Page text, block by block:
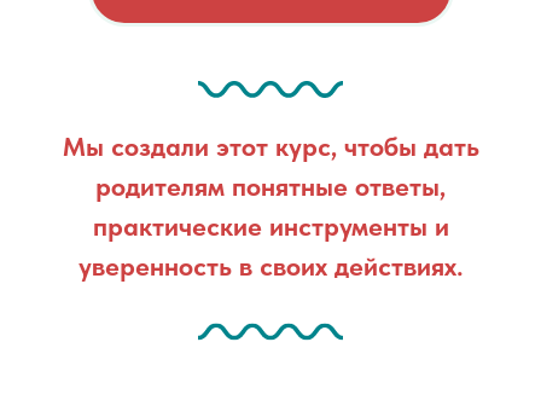
Мы создали этот курс, чтобы дать
родителям понятные ответы,
практические инструменты и
уверенность в своих действиях.